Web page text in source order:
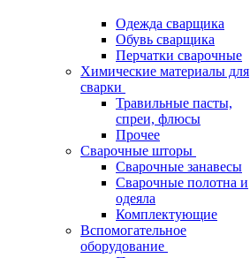
Одежда сварщика
Обувь сварщика
Перчатки сварочные
Химические материалы для
сварки
Травильные пасты,
спреи, флюсы
Прочее
Сварочные шторы
Сварочные занавесы
Сварочные полотна и
одеяла
Комплектующие
Вспомогательное
оборудование